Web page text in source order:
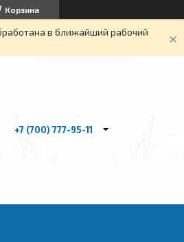
Корзина
в ближайший рабочий
+7 (700) 777-95-11